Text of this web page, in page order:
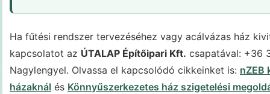
Ha fűtési rendszer tervezéséhez vagy acálvázas ház
kapcsolatot az ÚTALAP Építőipari Kft. csapatával: +36
Nagylengyel. Olvassa el kapcsolódó cikkeinket is: nZEB
házaknál és Könnyűszerkezetes ház szigetelési